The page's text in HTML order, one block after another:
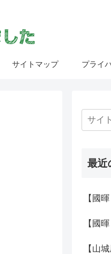
サイトマップ プライ
最近
【國
【國
【山